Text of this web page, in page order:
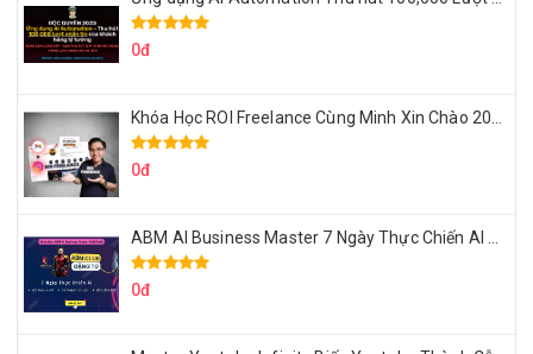
0đ
0đ
0đ